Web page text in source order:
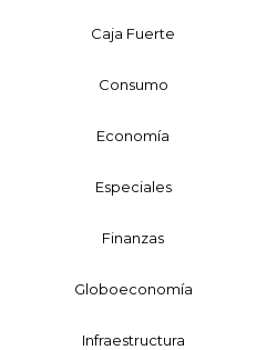
Caja Fuerte
Consumo
Economía
Especiales
Finanzas
Globoeconomía
Infraestructura